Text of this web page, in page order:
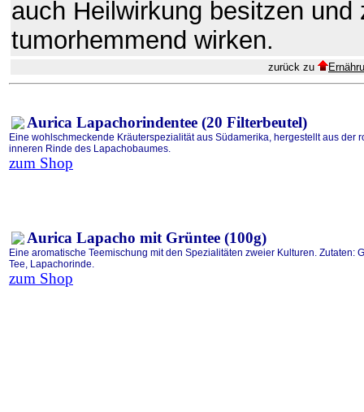
auch Heilwirkung besitzen
tumorhemmend wirken.
zurück zu
Aurica Lapachorindentee (20 Filterbeutel)
Eine wohlschmeckende Kräuterspezialität aus Südamerika, hergestellt aus der
inneren Rinde des Lapachobaumes.
zum Shop
Aurica Lapacho mit Grüntee (100g)
Eine aromatische Teemischung mit den Spezialitäten zweier Kulturen. Zutaten:
Tee, Lapachorinde.
zum Shop